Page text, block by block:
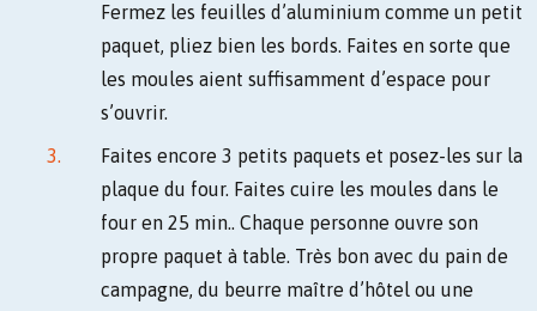
Fermez les feuilles d’aluminium comme un petit
paquet, pliez bien les bords. Faites en sorte que
les moules aient suffisamment d’espace pour
s’ouvrir.
Faites encore 3 petits paquets et posez-les sur la
plaque du four. Faites cuire les moules dans le
four en 25 min.. Chaque personne ouvre son
propre paquet à table. Très bon avec du pain de
campagne, du beurre maître d’hôtel ou une